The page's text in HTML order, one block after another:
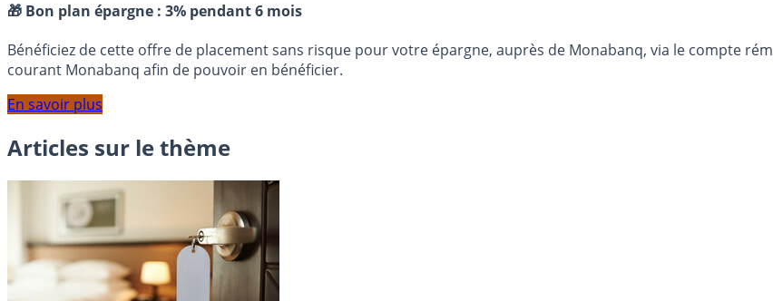
🎁 Bon plan épargne : 3% pendant 6 mois
Bénéficiez de cette offre de placement sans risque pour votre épargne, auprès de Monabanq, via le compte
courant Monabanq afin de pouvoir en bénéficier.
En savoir plus
Articles sur le thème